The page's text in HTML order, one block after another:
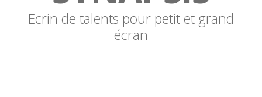
Ecrin de talents pour petit et grand
écran